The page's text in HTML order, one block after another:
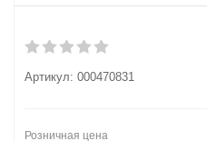
Артикул: 000470831
Розничная цена